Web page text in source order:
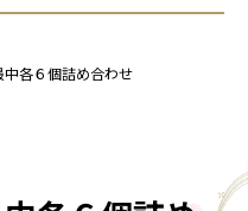
中各６個詰め合わせ